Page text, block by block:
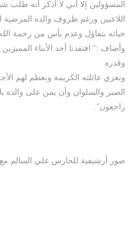
المسؤولين إلا أني لا أذكر أنه طلب
اللاعبين ورغم ظروف والده المرضية
حياته بتفاؤل وعدم يأس من رحمة
وأضاف :” افتقدنا أحد الأبناء
وقدره
ونعزي عائلته الكريمة ونعظم لهم
الصبر والسلوان وأن يمن على والده
راجعون”.
صور أرشيفية للحارس علي السالم مع